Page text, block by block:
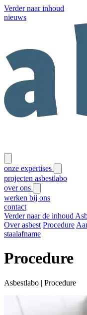
Verder naar inhoud
nieuws
onze expertises
projecten asbestlabo
over ons
werken bij ons
contact
Verder naar de inhoud
Over asbest Procedure
staalafname
Procedure
Asbestlabo | Procedure